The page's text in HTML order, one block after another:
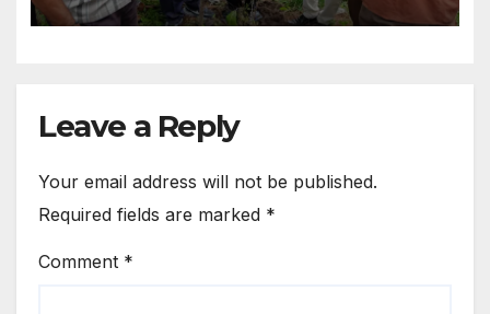
Leave a Reply
Your email address will not be published.
Required fields are marked *
Comment *